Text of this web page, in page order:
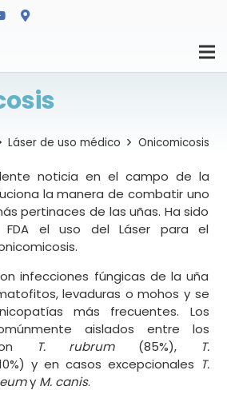
Láser de uso médico Onicomicosis
noticia en el campo de la
la manera de combatir uno
pertinaces de las uñas. Ha sido
el uso del Láser para el
infecciones fúngicas de la uña
levaduras o mohos y se
más frecuentes. Los
aislados entre los
T. rubrum(85%),
T.
y en casos excepcionales T.
y M. canis.